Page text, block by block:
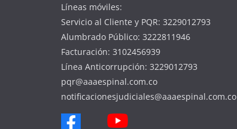
Líneas móviles:
Servicio al Cliente y PQR: 3229012793
Alumbrado Público: 3222811946
Facturación: 3102456939
Línea Anticorrupción: 3229012793
pqr@aaaespinal.com.co
notificacionesjudiciales@aaaespinal.com.co